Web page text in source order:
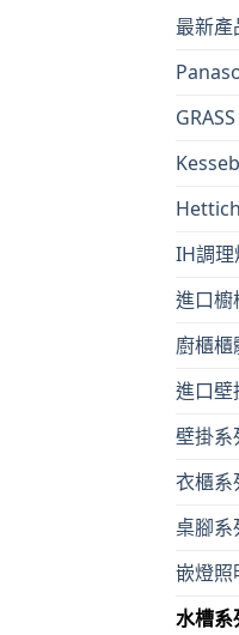
最新產
GRASS
Hettich
IH調理
進口櫥
廚櫃櫃
進口壁
壁掛系
衣櫃系
桌腳系
嵌燈照
水槽系